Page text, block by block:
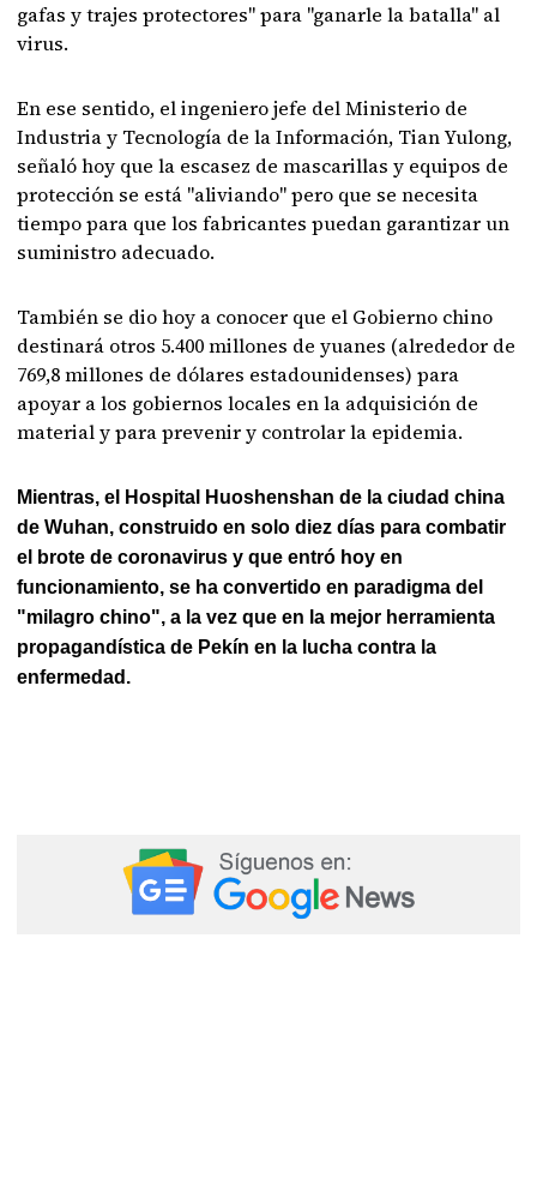
gafas y trajes protectores" para "ganarle la batalla" al
virus.
En ese sentido, el ingeniero jefe del Ministerio de
Industria y Tecnología de la Información, Tian Yulong,
señaló hoy que la escasez de mascarillas y equipos de
protección se está "aliviando" pero que se necesita
tiempo para que los fabricantes puedan garantizar un
suministro adecuado.
También se dio hoy a conocer que el Gobierno chino
destinará otros 5.400 millones de yuanes (alrededor de
769,8 millones de dólares estadounidenses) para
apoyar a los gobiernos locales en la adquisición de
material y para prevenir y controlar la epidemia.
Mientras, el Hospital Huoshenshan de la ciudad china
de Wuhan, construido en solo diez días para combatir
el brote de coronavirus y que entró hoy en
funcionamiento, se ha convertido en paradigma del
"milagro chino", a la vez que en la mejor herramienta
propagandística de Pekín en la lucha contra la
enfermedad.